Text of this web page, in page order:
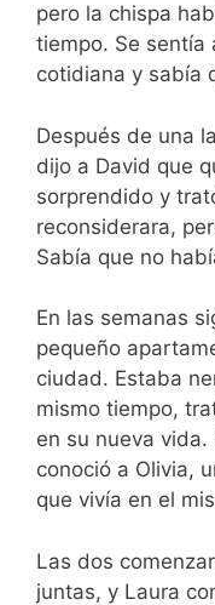
pero la chispa
tiempo. Se sentía
cotidiana y sabía
Después de una
dijo a David que
sorprendido y
reconsiderara,
Sabía que no
En las semanas
pequeño
ciudad. Estaba
mismo tiempo,
en su nueva vida.
conoció a Olivia,
que vivía en el
Las dos
juntas, y Laura